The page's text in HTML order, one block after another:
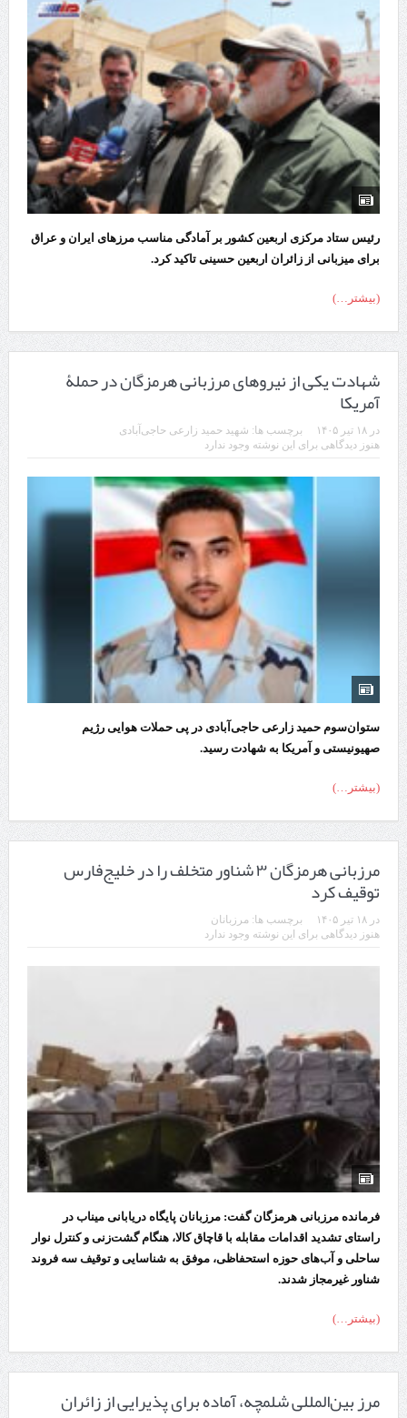
رئیس ستاد مرکزی اربعین کشور بر آمادگی مناسب مرزهای ایران و عراق
برای میزبانی از زائران اربعین حسینی تاکید کرد.
(بیشتر…)
شهادت یکی از نیرو‌های مرزبانی هرمزگان در حملۀ
آمریکا
در ۱۸ تیر ۱۴۰۵ برچسب ها: شهید حمید زارعی حاجی‌آبادی
هنوز دیدگاهی برای این نوشته وجود ندارد
ستوان‌سوم حمید زارعی حاجی‌آبادی در پی حملات هوایی رژیم
صهیونیستی و آمریکا به شهادت رسید.
(بیشتر…)
مرزبانی هرمزگان ۳ شناور متخلف را در خلیج‌فارس
توقیف کرد
در ۱۸ تیر ۱۴۰۵ برچسب ها: مرزبانان
هنوز دیدگاهی برای این نوشته وجود ندارد
فرمانده مرزبانی هرمزگان گفت: مرزبانان پایگاه دریابانی میناب در
راستای تشدید اقدامات مقابله با قاچاق کالا، هنگام گشت‌زنی و کنترل نوار
ساحلی و آب‌های حوزه استحفاظی، موفق به شناسایی و توقیف سه فروند
شناور غیرمجاز شدند.
(بیشتر…)
مرز بین‌المللی شلمچه، آماده برای پذیرایی از زائران